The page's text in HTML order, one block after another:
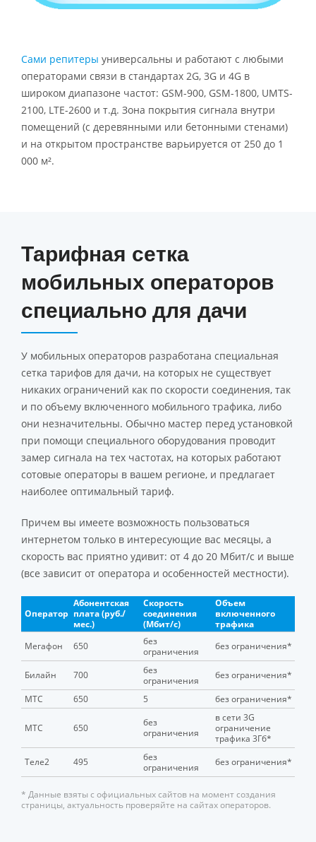
Сами репитеры универсальны и работают с любыми
операторами связи в стандартах 2G, 3G и 4G в
широком диапазоне частот: GSM-900, GSM-1800, UMTS-
2100, LTE-2600 и т.д. Зона покрытия сигнала внутри
помещений (с деревянными или бетонными стенами)
и на открытом пространстве варьируется от 250 до 1
000 м².
Тарифная сетка
мобильных операторов
специально для дачи
У мобильных операторов разработана специальная
сетка тарифов для дачи, на которых не существует
никаких ограничений как по скорости соединения, так
и по объему включенного мобильного трафика, либо
они незначительны. Обычно мастер перед установкой
при помощи специального оборудования проводит
замер сигнала на тех частотах, на которых работают
сотовые операторы в вашем регионе, и предлагает
наиболее оптимальный тариф.
Причем вы имеете возможность пользоваться
интернетом только в интересующие вас месяцы, а
скорость вас приятно удивит: от 4 до 20 Мбит/c и выше
(все зависит от оператора и особенностей местности).
Оператор
Абонентская
плата (руб./
мес.)
Скорость
соединения
(Мбит/c)
Объем
включенного
трафика
Мегафон
650
без
ограничения
без ограничения*
Билайн 700
без
ограничения
без ограничения*
МТС
650 5 без ограничения*
МТС 650
без
ограничения
в сети 3G
ограничение
трафика 3Гб*
Теле2
495
без
ограничения
без ограничения*
* Данные взяты с официальных сайтов на момент создания
страницы, актуальность проверяйте на сайтах операторов.